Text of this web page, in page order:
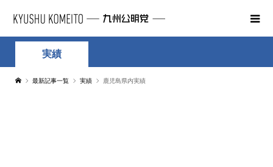
実績
最新記事一覧 実績 鹿児島県内実績